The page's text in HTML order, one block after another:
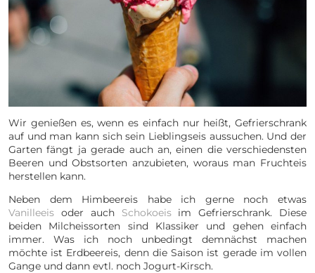
Wir genießen es, wenn es einfach nur heißt, Gefrierschrank
auf und man kann sich sein Lieblingseis aussuchen. Und der
Garten fängt ja gerade auch an, einen die verschiedensten
Beeren und Obstsorten anzubieten, woraus man Fruchteis
herstellen kann.
Neben dem Himbeereis habe ich gerne noch etwas
Vanilleeis oder auch Schokoeisim Gefrierschrank. Diese
beiden Milcheissorten sind Klassiker und gehen einfach
immer. Was ich noch unbedingt demnächst machen
möchte ist Erdbeereis, denn die Saison ist gerade im vollen
Gange und dann evtl. noch Jogurt-Kirsch.